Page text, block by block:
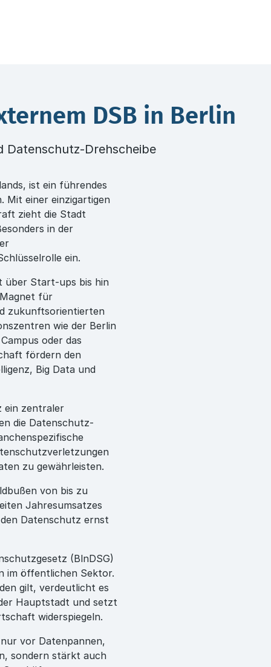
DSB in Berlin
Drehscheibe
ist ein führendes
Mit einer einzigartigen
zieht die Stadt
in der
ein.
über Start-ups bis hin
für
zukunftsorientierten
wie der Berlin
oder das
fördern den
Big Data und
ein zentraler
die Datenschutz-
zu gewährleisten.
von bis zu
Jahresumsatzes
Datenschutz ernst
(BlnDSG)
im öffentlichen Sektor.
gilt, verdeutlicht es
Hauptstadt und setzt
widerspiegeln.
vor Datenpannen,
sondern stärkt auch